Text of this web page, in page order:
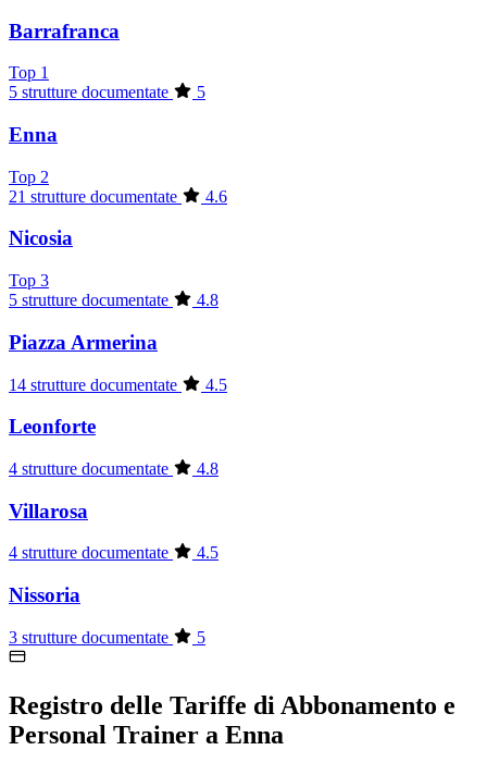
Barrafranca
Top 1
5 strutture documentate
5
Enna
Top 2
21 strutture documentate
4.6
Nicosia
Top 3
5 strutture documentate
4.8
Piazza Armerina
14 strutture documentate 4.5
Leonforte
4 strutture documentate 4.8
Villarosa
4 strutture documentate 4.5
Nissoria
3 strutture documentate 5
Registro delle Tariffe di Abbonamento e
Personal Trainer a Enna